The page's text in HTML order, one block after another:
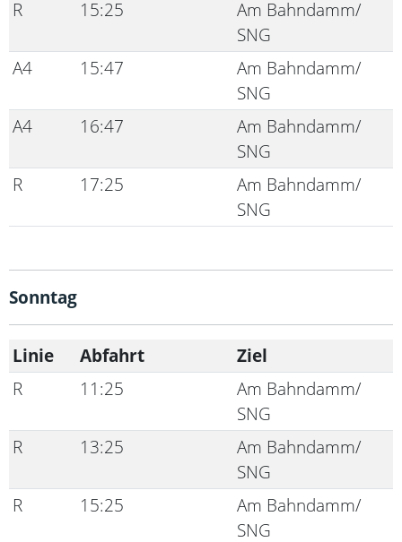
R 15:25
Am Bahndamm/
SNG
A4
15:47
Am Bahndamm/
SNG
A4
16:47
Am Bahndamm/
SNG
R
17:25
Am Bahndamm/
SNG
Sonntag
Linie Abfahrt
Ziel
R
11:25
Am Bahndamm/
SNG
R
13:25
Am Bahndamm/
SNG
R
15:25
Am Bahndamm/
SNG